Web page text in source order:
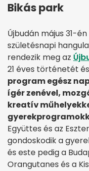
Bikás park
Újbudán május 31-
születésnapi
rendezik meg az
21 éves történetét
program egész
ígér zenével,
kreatív
Együttes és az
gondoskodik a
és este pedig a
Orangutanes és a